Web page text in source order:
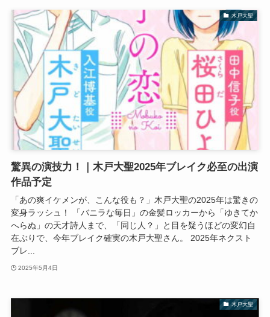
木戸大聖
驚異の演技力！｜木戸大聖2025年ブレイク必至の出演
作品予定
「あの爽イケメンが、こんな役も？」木戸大聖の2025年は驚きの
変身ラッシュ！ 「バニラな毎日」の金髪ロッカーから「ゆきてか
へらぬ」の天才詩人まで、「同じ人？」と目を疑うほどの変幻自
在ぶりで、今年ブレイク確実の木戸大聖さん。 2025年ネクスト
ブレ...
2025年5月4日
木戸大聖